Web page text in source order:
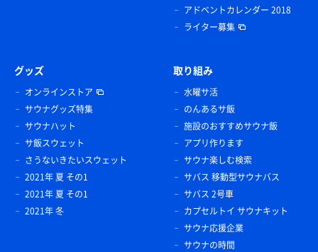
アドベントカレンダー 2018
ライター募集
グッズ
オンラインストア
サウナグッズ特集
サウナハット
サ飯スウェット
さうないきたいスウェット
2021年 夏 その1
2021年 夏 その1
2021年 冬
取り組み
水曜サ活
のんあるサ飯
施設のおすすめサウナ飯
アプリ作ります
サウナ楽しむ検索
サバス 移動型サウナバス
サバス 2号車
カプセルトイ サウナキット
サウナ応援企業
サウナの時間